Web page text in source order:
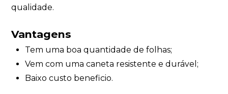
qualidade.
Vantagens
Tem uma boa quantidade de folhas;
Vem com uma caneta resistente e durável;
Baixo custo beneficio.